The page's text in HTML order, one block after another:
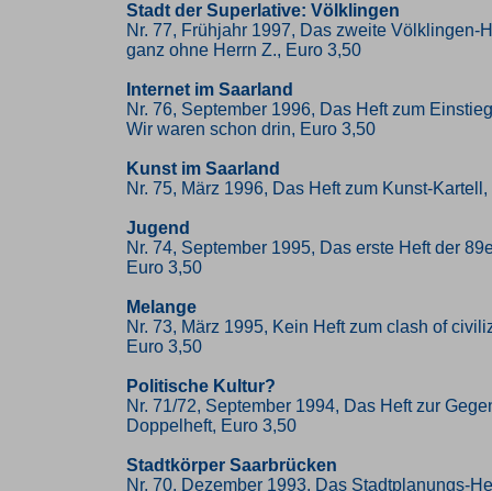
Stadt der Superlative: Völklingen
Nr. 77, Frühjahr 1997, Das zweite Völklingen-
ganz ohne Herrn Z., Euro 3,50
Internet im Saarland
Nr. 76, September 1996, Das Heft zum
Wir waren schon drin, Euro 3,50
Kunst im Saarland
Nr. 75, März 1996, Das Heft zum Kunst-
Jugend
Nr. 74, September 1995, Das erste Heft der
Euro 3,50
Melange
Nr. 73, März 1995, Kein Heft zum clash of
Euro 3,50
Politische Kultur?
Nr. 71/72, September 1994, Das Heft zur
Doppelheft, Euro 3,50
Stadtkörper Saarbrücken
Nr. 70, Dezember 1993, Das Stadtplanungs-